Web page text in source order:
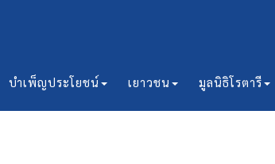
บำเพ็ญประโยชน์ เยาวชน มูลนิธิโรตารี